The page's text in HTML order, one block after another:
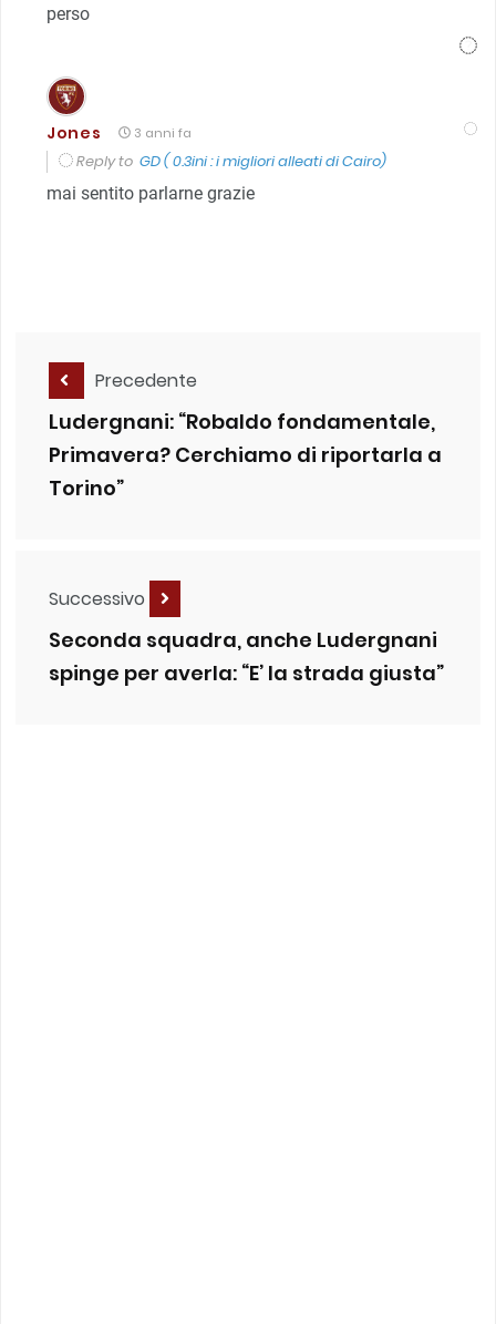
perso
Jones 3 anni fa
Reply to GD ( 0.3ini : i migliori alleati di Cairo)
mai sentito parlarne grazie
Precedente
Ludergnani: “Robaldo fondamentale,
Primavera? Cerchiamo di riportarla a
Torino”
Successivo
Seconda squadra, anche Ludergnani
spinge per averla: “E’ la strada giusta”